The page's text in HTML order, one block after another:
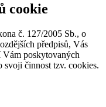
cookie
č. 127/2005 Sb., o
předpisů, Vás
Vám poskytovaných
svoji činnost tzv. cookies.